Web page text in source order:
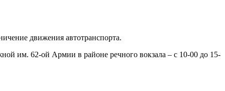
движения автотранспорта.
им. 62-ой Армии в районе речного вокзала – с 10-00 до 15-